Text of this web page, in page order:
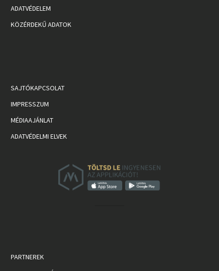
ADATVÉDELEM
KÖZÉRDEKŰ ADATOK
SAJTÓKAPCSOLAT
IMPRESSZUM
MÉDIAAJÁNLAT
ADATVÉDELMI ELVEK
PARTNEREK